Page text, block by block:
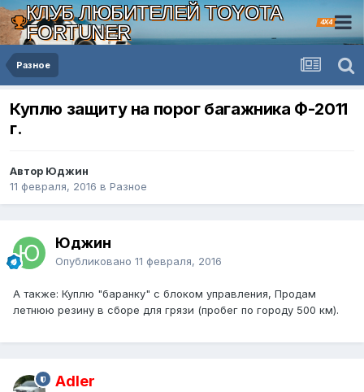
КЛУБ ЛЮБИТЕЛЕЙ TOYOTA
FORTUNER
4X4
Разное
Куплю защиту на порог багажника Ф-2011
г.
Автор Юджин
11 февраля, 2016 в Разное
Юджин
Опубликовано 11 февраля, 2016
А также: Куплю "баранку" с блоком управления, Продам
летнюю резину в сборе для грязи (пробег по городу 500 км).
Adler